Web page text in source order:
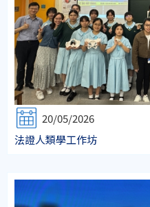
20/05/2026
法證人類學工作坊